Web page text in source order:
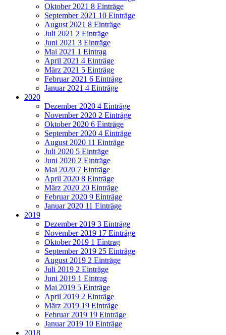
Oktober 2021 8 Einträge
September 2021 10 Einträge
August 2021 8 Einträge
Juli 2021 2 Einträge
Juni 2021 3 Einträge
Mai 2021 1 Eintrag
April 2021 4 Einträge
März 2021 5 Einträge
Februar 2021 6 Einträge
Januar 2021 4 Einträge
2020
Dezember 2020 4 Einträge
November 2020 2 Einträge
Oktober 2020 6 Einträge
September 2020 4 Einträge
August 2020 11 Einträge
Juli 2020 5 Einträge
Juni 2020 2 Einträge
Mai 2020 7 Einträge
April 2020 8 Einträge
März 2020 20 Einträge
Februar 2020 9 Einträge
Januar 2020 11 Einträge
2019
Dezember 2019 3 Einträge
November 2019 17 Einträge
Oktober 2019 1 Eintrag
September 2019 25 Einträge
August 2019 2 Einträge
Juli 2019 2 Einträge
Juni 2019 1 Eintrag
Mai 2019 5 Einträge
April 2019 2 Einträge
März 2019 19 Einträge
Februar 2019 19 Einträge
Januar 2019 10 Einträge
2018